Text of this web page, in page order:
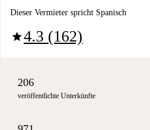
Dieser Vermieter spricht Spanisch
star4.3 (162)
206
veröffentlichte Unterkünfte